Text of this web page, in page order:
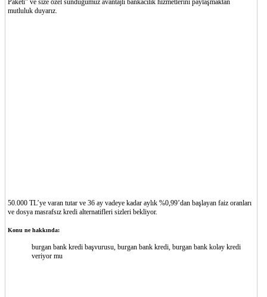
Paketi” ve size özel sunduğumuz avantajlı bankacılık hizmetlerini paylaşmaktan
mutluluk duyarız.
50.000 TL’ye varan tutar ve 36 ay vadeye kadar aylık %0,99’dan başlayan faiz oranları
ve dosya masrafsız kredi alternatifleri sizleri bekliyor.
Konu ne hakkında:
burgan bank kredi başvurusu, burgan bank kredi, burgan bank kolay kredi
veriyor mu